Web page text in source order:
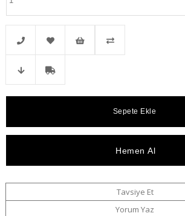
Telefonla Favorilere
Tavsiye Et
Yorum Yaz